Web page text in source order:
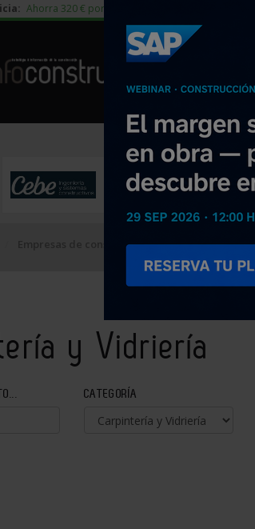
Ahorra 320 € por vivienda en edificación residencial
Empresas de construcción Carpintería y
y Vidriería
CATEGORÍA